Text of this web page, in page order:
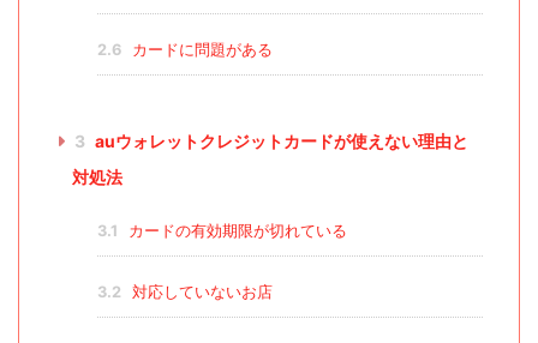
2.6 カードに問題がある
3 auウォレットクレジットカードが使えない理由と
対処法
3.1 カードの有効期限が切れている
3.2 対応していないお店